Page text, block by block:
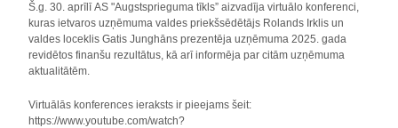
Š.g. 30. aprīlī AS "Augstsprieguma tīkls” aizvadīja virtuālo konferenci,
kuras ietvaros uzņēmuma valdes priekšsēdētājs Rolands Irklis un
valdes loceklis Gatis Junghāns prezentēja uzņēmuma 2025. gada
revidētos finanšu rezultātus, kā arī informēja par citām uzņēmuma
aktualitātēm.
Virtuālās konferences ieraksts ir pieejams šeit:
https://www.youtube.com/watch?